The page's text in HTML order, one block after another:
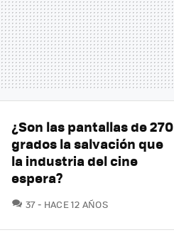
¿Son las pantallas de 270
grados la salvación que
la industria del cine
espera?
37COMENTARIOS
HACE 12 AÑOS